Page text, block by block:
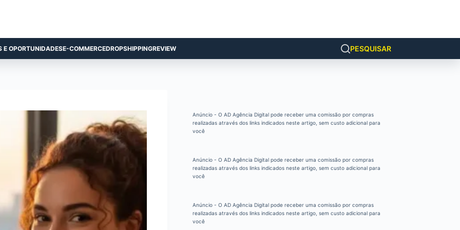
E OPORTUNIDADESE-COMMERCEDROPSHIPPINGREVIEW PESQUISAR
Anúncio - O AD Agência Digital pode receber uma comissão por compras
realizadas através dos links indicados neste artigo, sem custo adicional para
você
Anúncio - O AD Agência Digital pode receber uma comissão por compras
realizadas através dos links indicados neste artigo, sem custo adicional para
você
Anúncio - O AD Agência Digital pode receber uma comissão por compras
realizadas através dos links indicados neste artigo, sem custo adicional para
você